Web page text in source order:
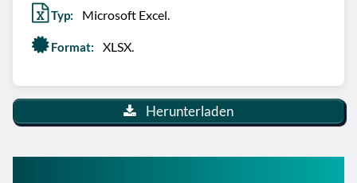
Typ: Microsoft Excel.
Format: XLSX.
Herunterladen